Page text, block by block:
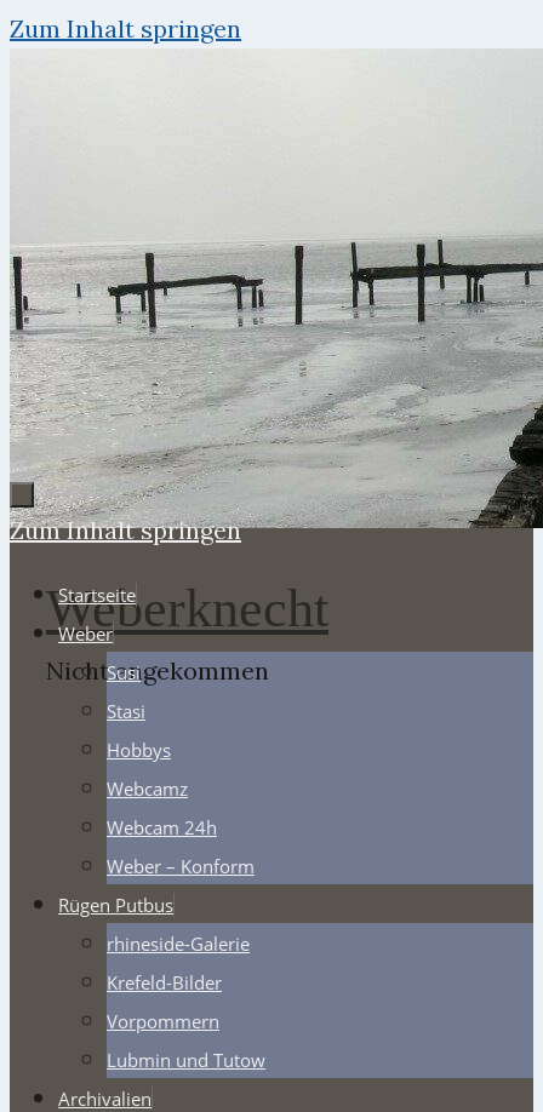
Zum Inhalt springen
Weberknecht
Nicht angekommen
Zum Inhalt springen
Startseite
Weber
Susi
Stasi
Hobbys
Webcamz
Webcam 24h
Weber – Konform
Rügen Putbus
rhineside-Galerie
Krefeld-Bilder
Vorpommern
Lubmin und Tutow
Archivalien